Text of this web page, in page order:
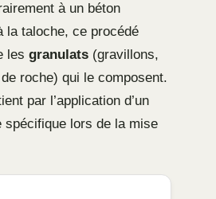
à un béton
la taloche, ce procédé
les granulats (gravillons,
roche) qui le composent.
par l’application d’un
spécifique lors de la mise